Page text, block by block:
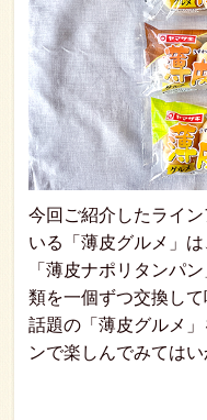
今回ご紹介したライ
いる「薄皮グルメ」
「薄皮ナポリタンパ
類を一個ずつ交換し
話題の「薄皮グルメ
ンで楽しんでみては